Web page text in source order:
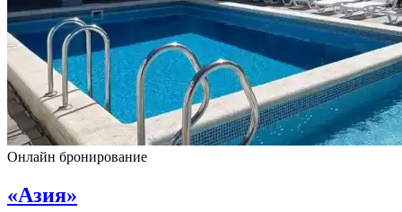
Онлайн бронирование
«Азия»